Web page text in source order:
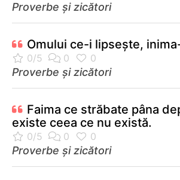
Proverbe și zicători
Omului ce-i lipseşte,
Proverbe și zicători
Faima ce străbate pâna
existe ceea ce nu există.
Proverbe și zicători